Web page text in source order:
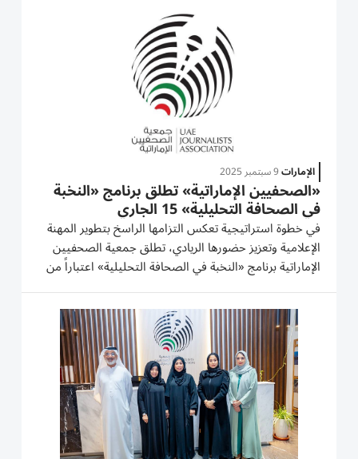
الإمارات9 سبتمبر 2025
«الصحفيين الإماراتية» تطلق برنامج «النخبة
في الصحافة التحليلية» 15 الجاري
في خطوة استراتيجية تعكس التزامها الراسخ بتطوير المهنة
الإعلامية وتعزيز حضورها الريادي، تطلق جمعية الصحفيين
الإماراتية برنامج «النخبة في الصحافة التحليلية» اعتباراً من
15 سبتمبر الجاري. يأتي ذلك ضمن سلسلة برامج تدريبية
متقدمة ينظمها مركز التدريب الذكي التابع للجمعية في كل...